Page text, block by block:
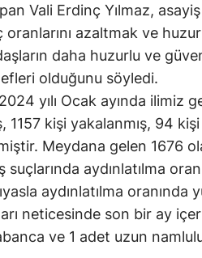
Vali Erdinç Yılmaz,
azaltmak ve huzur
daha huzurlu ve
olduğunu söyledi.
yılı Ocak ayında ilimiz
1157 kişi yakalanmış, 94
Meydana gelen 1676
suçlarında aydınlatılma
aydınlatılma
neticesinde son bir ay
ve 1 adet uzun